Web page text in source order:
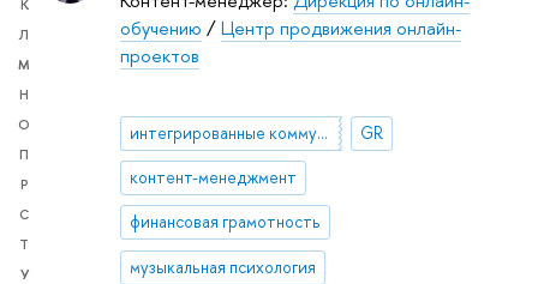
К
Л
М
Н
О
П
Р
С
Т
У
обучению /Центр продвижения онлайн-
проектов
интегрированные коммуникации GR
контент-менеджмент
финансовая грамотность
музыкальная психология